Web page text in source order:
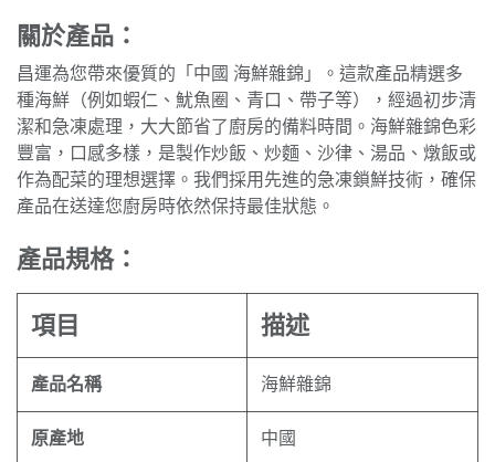
關於產品：
昌運為您帶來優質的「中國 海鮮雜錦」。這款產品精選多
種海鮮（例如蝦仁、魷魚圈、青口、帶子等），經過初步清
潔和急凍處理，大大節省了廚房的備料時間。海鮮雜錦色彩
豐富，口感多樣，是製作炒飯、炒麵、沙律、湯品、燉飯或
作為配菜的理想選擇。我們採用先進的急凍鎖鮮技術，確保
產品在送達您廚房時依然保持最佳狀態。
產品規格：
項目 描述
產品名稱 海鮮雜錦
原產地 中國